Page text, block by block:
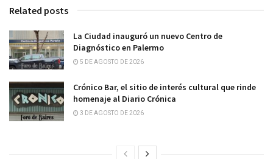
Related posts
La Ciudad inauguró un nuevo Centro de
Diagnóstico en Palermo
5 DE AGOSTO DE 2026
Crónico Bar, el sitio de interés cultural que rinde
homenaje al Diario Crónica
3 DE AGOSTO DE 2026